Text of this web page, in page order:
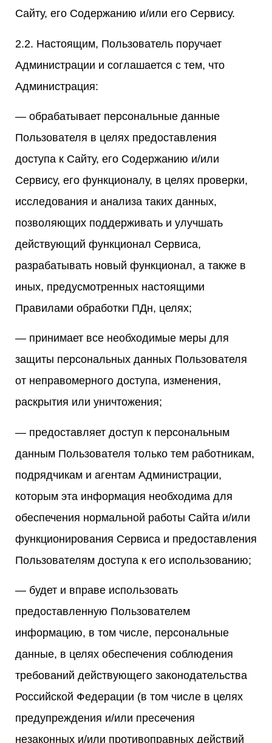
Сайту, его Содержанию и/или его Сервису.
2.2. Настоящим, Пользователь поручает
Администрации и соглашается с тем, что
Администрация:
— обрабатывает персональные данные
Пользователя в целях предоставления
доступа к Сайту, его Содержанию и/или
Сервису, его функционалу, в целях проверки,
исследования и анализа таких данных,
позволяющих поддерживать и улучшать
действующий функционал Сервиса,
разрабатывать новый функционал, а также в
иных, предусмотренных настоящими
Правилами обработки ПДн, целях;
— принимает все необходимые меры для
защиты персональных данных Пользователя
от неправомерного доступа, изменения,
раскрытия или уничтожения;
— предоставляет доступ к персональным
данным Пользователя только тем работникам,
подрядчикам и агентам Администрации,
которым эта информация необходима для
обеспечения нормальной работы Сайта и/или
функционирования Сервиса и предоставления
Пользователям доступа к его использованию;
— будет и вправе использовать
предоставленную Пользователем
информацию, в том числе, персональные
данные, в целях обеспечения соблюдения
требований действующего законодательства
Российской Федерации (в том числе в целях
предупреждения и/или пресечения
незаконных и/или противоправных действий